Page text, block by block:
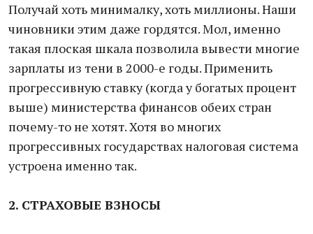
Получай хоть минималку, хоть миллионы. Наши
чиновники этим даже гордятся. Мол, именно
такая плоская шкала позволила вывести многие
зарплаты из тени в 2000-е годы. Применить
прогрессивную ставку (когда у богатых процент
выше) министерства финансов обеих стран
почему-то не хотят. Хотя во многих
прогрессивных государствах налоговая система
устроена именно так.
2. СТРАХОВЫЕ ВЗНОСЫ